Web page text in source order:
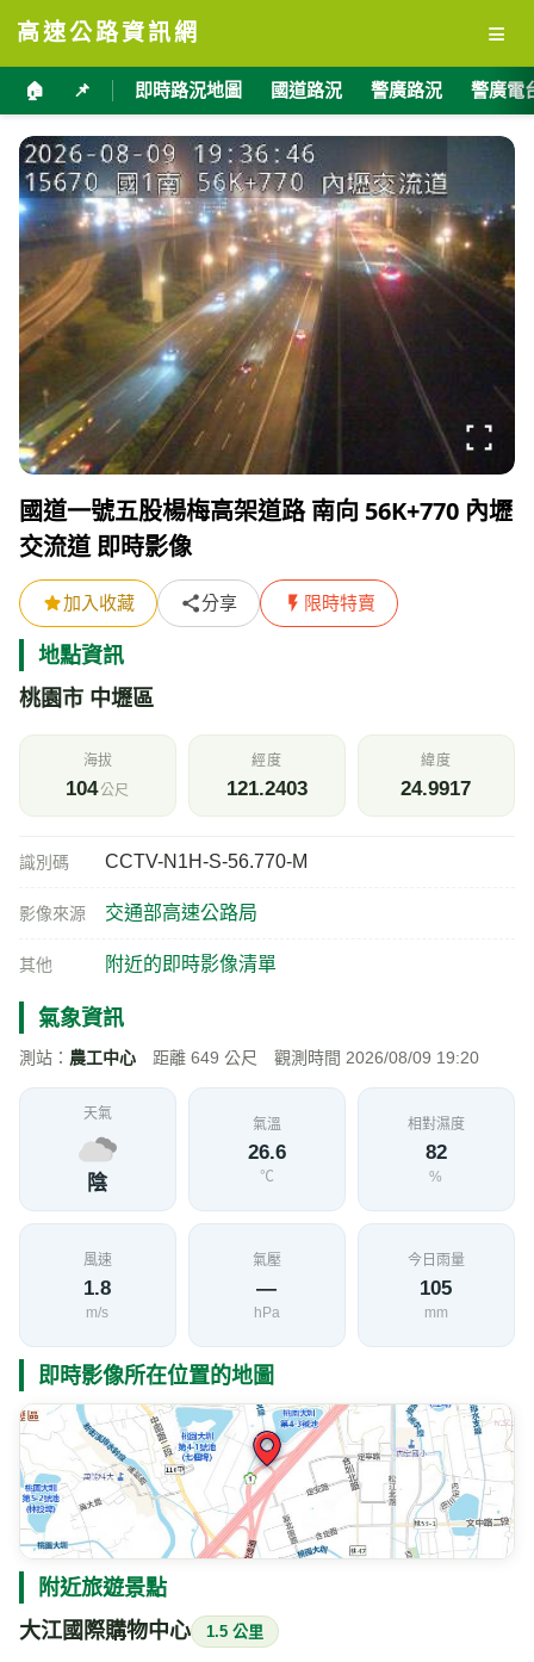
高速公路資訊網 ≡
🏠 📌 即時路況地圖 國道路況 警廣路況 警廣電
國道一號五股楊梅高架道路 南向 56K+770 內壢
交流道 即時影像
加入收藏 分享 限時特賣
地點資訊
桃園市 中壢區
海拔
104公尺
經度
121.2403
緯度
24.9917
識別碼 CCTV-N1H-S-56.770-M
影像來源 交通部高速公路局
其他 附近的即時影像清單
氣象資訊
測站： 農工中心 距離 649 公尺 觀測時間 2026/08/09 19:20
天氣
陰
氣溫
26.6
℃
相對濕度
82
%
風速
1.8
m/s
氣壓
—
hPa
今日雨量
105
mm
即時影像所在位置的地圖
附近旅遊景點
大江國際購物中心 1.5 公里